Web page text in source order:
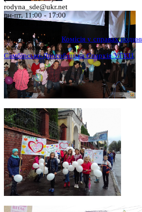
rodyna_sde@ukr.net
пн-пт, 11:00 - 17:00
сб, 9:00 - 15:00
Copyright © 2026 Комісія у справах
застережено.
Самбірсько-Дрогобицька Єпархія УГКЦ